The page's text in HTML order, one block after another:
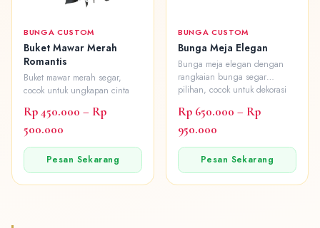
BUNGA CUSTOM
Buket Mawar Merah
Romantis
Buket mawar merah segar,
cocok untuk ungkapan cinta
Rp 450.000 – Rp
500.000
Pesan Sekarang
BUNGA CUSTOM
Bunga Meja Elegan
Bunga meja elegan dengan
rangkaian bunga segar
pilihan, cocok untuk dekorasi
acara spesial.
Rp 650.000 – Rp
950.000
Pesan Sekarang